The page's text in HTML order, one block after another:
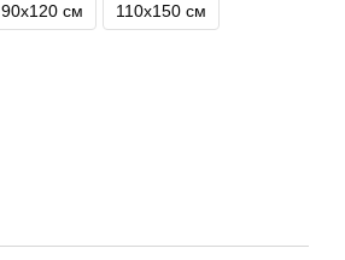
90х120 см 110x150 см